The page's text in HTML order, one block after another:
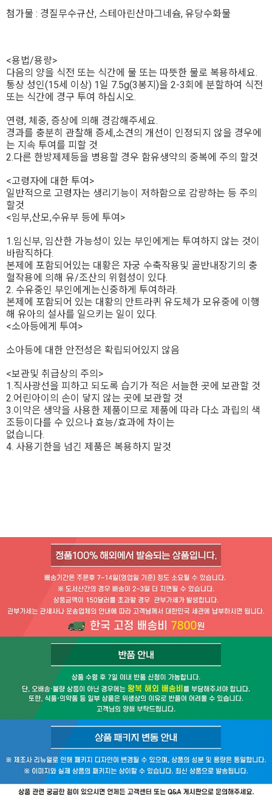
첨가물 : 경질무수규산, 스테아린산마그네슘, 유당수화물
<용법/용량>
다음의 양을 식전 또는 식간에 물 또는 따뜻한 물로 복용하세요.
통상 성인(15세 이상) 1일 7.5g(3봉지)을 2-3회에 분할하여 식전
또는 식간에 경구 투여 하십시오.
연령, 체중, 증상에 의해 경감해주세요.
경과를 충분히 관찰해 증세,소견의 개선이 인정되지 않을 경우에
는 지속 투여를 피할 것
2.다른 한방제제등을 병용할 경우 함유생약의 중복에 주의 할것
<고령자에 대한 투여>
일반적으로 고령자는 생리기능이 저하함으로 감량하는 등 주의
할것
<임부,산모,수유부 등에 투여>
1.임신부, 임산한 가능성이 있는 부인에게는 투여하지 않는 것이
바람직하다.
본제에 포함되어있는 대황은 자궁 수축작용및 골반내장기의 충
혈작용에 의해 유/조산의 위험성이 있다.
2. 수유중인 부인에게는신중하게 투여하라.
본제에 포함되어 있는 대황의 안트라퀴 유도체가 모유중에 이행
해 유아의 설사를 일으키는 일이 있다.
<소아등에게 투여>
소아등에 대한 안전성은 확립되어있지 않음
<보관및 취급상의 주의>
1.직사광선을 피하고 되도록 습기가 적은 서늘한 곳에 보관할 것
2.어린아이의 손이 닿지 않는 곳에 보관할 것
3.이약은 생약을 사용한 제품이므로 제품에 따라 다소 과립의 색
조등이다를 수 있으나 효능/효과에 차이는
없습니다.
4. 사용기한을 넘긴 제품은 복용하지 말것